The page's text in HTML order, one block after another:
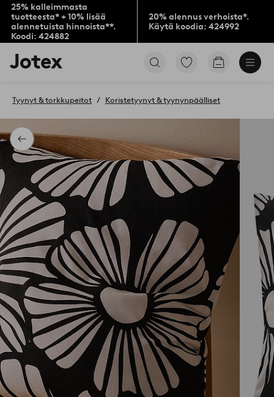
25% kalleimmasta
tuotteesta* + 10% lisää
alennetuista hinnoista**.
Koodi: 424882
20% alennus verhoista*.
Käytä koodia: 424992
Jotex-
logo
aloitussivulle
Siirry
Siirry
Takaisin
Tyynyt & torkkupeitot Koristetyynyt & tyynynpäälliset